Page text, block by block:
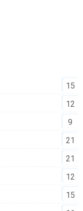
15
12
9
21
21
12
15